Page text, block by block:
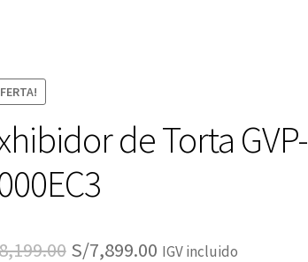
de Torta GVP-
El
S/7,899.00ElIGV incluido